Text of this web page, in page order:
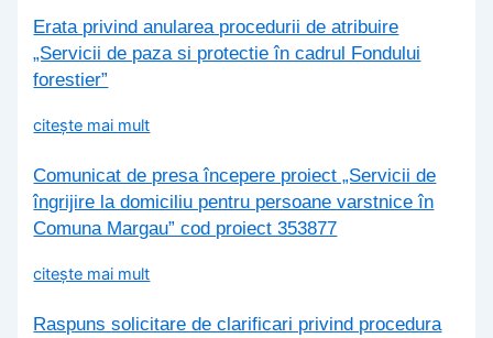
Erata privind anularea procedurii de atribuire
„Servicii de paza si protectie în cadrul Fondului
forestier”
citește mai mult
Comunicat de presa începere proiect „Servicii de
îngrijire la domiciliu pentru persoane varstnice în
Comuna Margau” cod proiect 353877
citește mai mult
Raspuns solicitare de clarificari privind procedura